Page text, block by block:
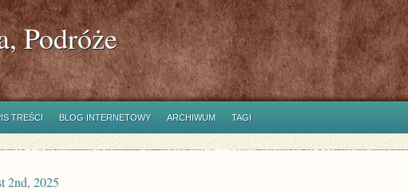
Podróże
TREŚCI BLOG INTERNETOWY ARCHIWUM TAGI
2nd, 2025